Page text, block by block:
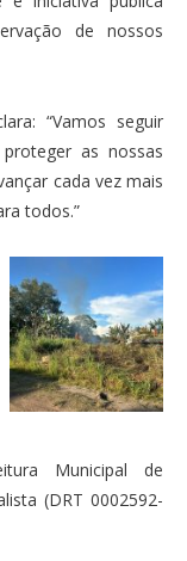
de nossos
“Vamos seguir
as nossas
cada vez mais
todos.”
Municipal de
(DRT 0002592-